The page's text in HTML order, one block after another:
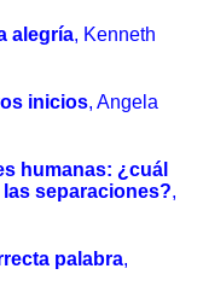
alegría, Kenneth
inicios, Angela
humanas: ¿cuál
separaciones?,
palabra,